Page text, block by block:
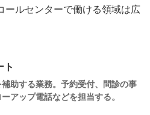
ールセンターで働ける領域は広
ト
助する業務。予約受付、問診の事
アップ電話などを担当する。